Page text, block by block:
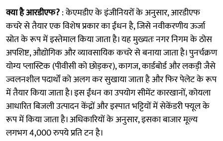
क्या है आरडीएफ?: केएमडीए के इंजीनियरों के अनुसार, आरडीएफ
कचरे से तैयार एक विशेष प्रकार का ईंधन है, जिसे नवीकरणीय ऊर्जा
स्रोत के रूप में इस्तेमाल किया जाता है। यह मुख्यतः नगर निगम के ठोस
अपशिष्ट, औद्योगिक और व्यावसायिक कचरे से बनाया जाता है। पुनर्चक्रण
योग्य प्लास्टिक (पीवीसी को छोड़कर), कागज, कार्डबोर्ड और लकड़ी जैसे
ज्वलनशील पदार्थों को अलग कर सुखाया जाता है और फिर पेलेट के रूप
में तैयार किया जाता है। इस ईंधन का उपयोग सीमेंट कारखानों, कोयला
आधारित बिजली उत्पादन केंद्रों और इस्पात भट्टियों में सेकेंडरी फ्यूल के
रूप में किया जाता है। अधिकारियों के अनुसार, इसका बाजार मूल्य
लगभग 4,000 रुपये प्रति टन है।